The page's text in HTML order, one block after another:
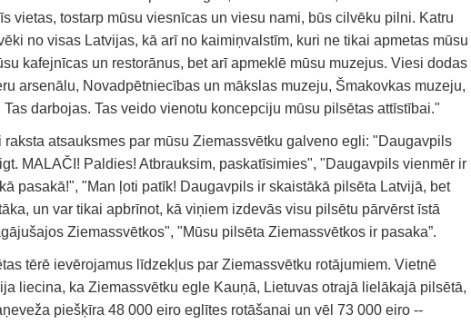
vietas, tostarp mūsu viesnīcas un viesu nami, būs cilvēku pilni. Katru
no visas Latvijas, kā arī no kaimiņvalstīm, kuri ne tikai apmetas mūsu
kafejnīcas un restorānus, bet arī apmeklē mūsu muzejus. Viesi dodas
arsenālu, Novadpētniecības un mākslas muzeju, Šmakovkas muzeju,
darbojas. Tas veido vienotu koncepciju mūsu pilsētas attīstībai."
atsauksmes par mūsu Ziemassvētku galveno egli: "Daugavpils
MALAČI! Paldies! Atbrauksim, paskatīsimies", "Daugavpils vienmēr ir
pasakā!", "Man ļoti patīk! Daugavpils ir skaistākā pilsēta Latvijā, bet
un var tikai apbrīnot, kā viņiem izdevās visu pilsētu pārvērst īstā
Ziemassvētkos", "Mūsu pilsēta Ziemassvētkos ir pasaka”.
tērē ievērojamus līdzekļus par Ziemassvētku rotājumiem. Vietnē
liecina, ka Ziemassvētku egle Kauņā, Lietuvas otrajā lielākajā pilsētā,
piešķīra 48 000 eiro eglītes rotāšanai un vēl 73 000 eiro --